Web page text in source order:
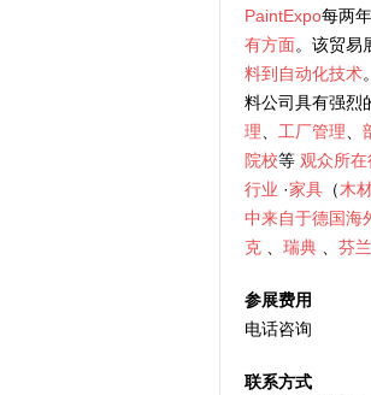
PaintExpo每两
有方面。该贸易
料到自动化技术
料公司具有强烈
理
工厂管理
院校等 观众所在
行业 ·家具 （木
中来自于德国海
克
瑞典 芬兰
参展费用
电话咨询
联系方式